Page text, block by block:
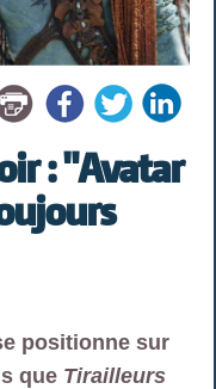
: "Avatar
positionne sur
que Tirailleurs